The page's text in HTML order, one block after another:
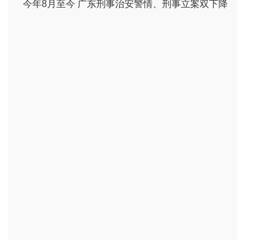
今年8月至今 广东刑事治安警情、刑事立案双下降